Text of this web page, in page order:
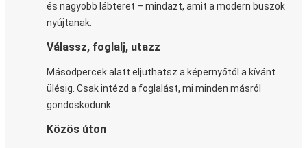
és nagyobb lábteret – mindazt, amit a modern buszok
nyújtanak.
Válassz, foglalj, utazz
Másodpercek alatt eljuthatsz a képernyőtől a kívánt
ülésig. Csak intézd a foglalást, mi minden másról
gondoskodunk.
Közös úton